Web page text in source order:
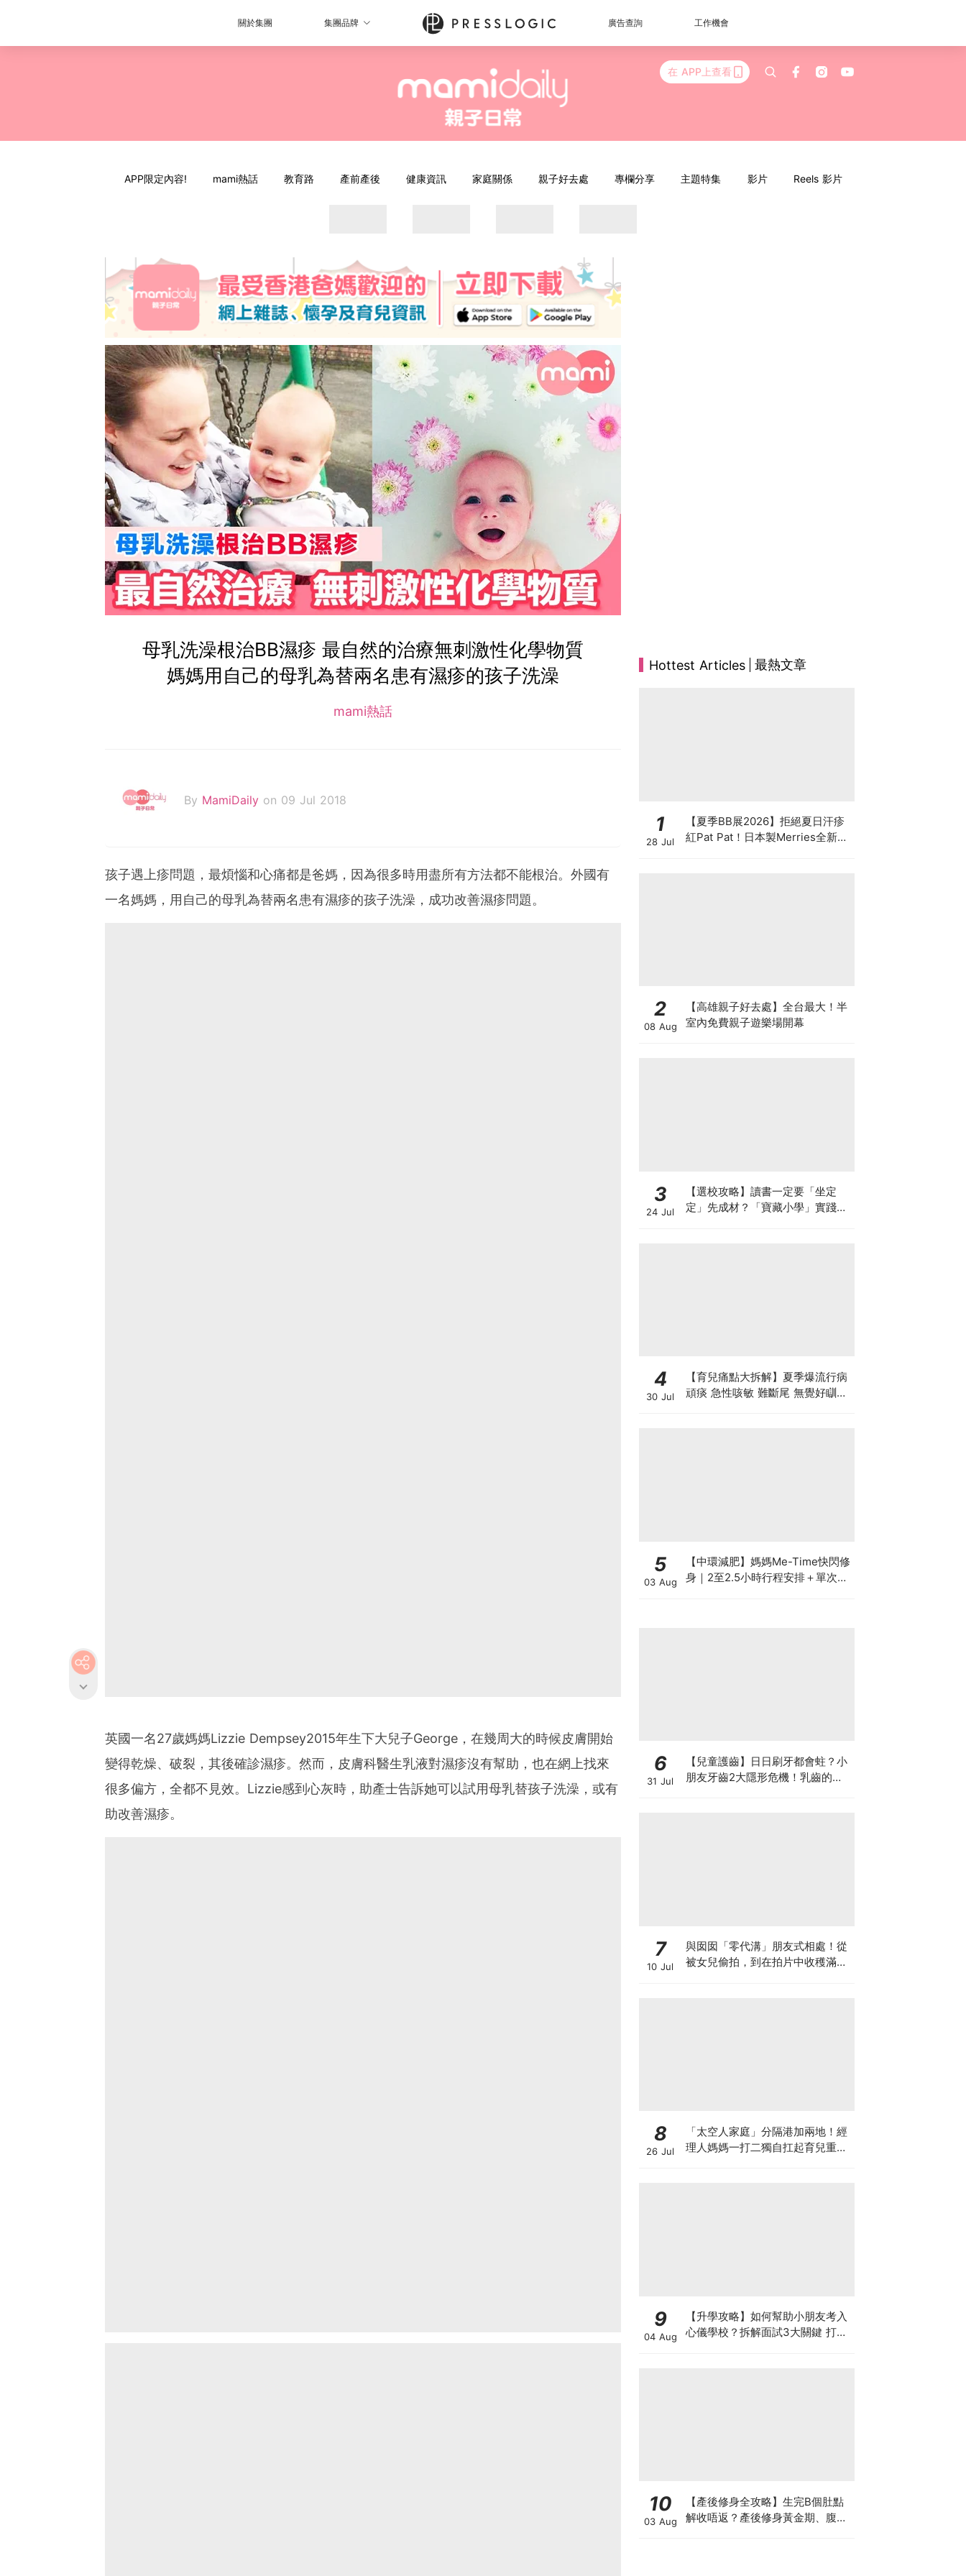
關於集團 集團品牌 廣告查詢 工作機會
在 APP上查看
APP限定內容! mami熱話 教育路 產前產後 健康資訊 家庭關係 親子好去處 專欄分享 主題特集 影片 Reels 影片
母乳洗澡根治BB濕疹 最自然的治療無刺激性化學物質
媽媽用自己的母乳為替兩名患有濕疹的孩子洗澡
mami熱話
By MamiDaily on 09 Jul 2018
孩子遇上疹問題，最煩惱和心痛都是爸媽，因為很多時用盡所有方法都不能根治。外國有
一名媽媽，用自己的母乳為替兩名患有濕疹的孩子洗澡，成功改善濕疹問題。
英國一名27歲媽媽Lizzie Dempsey2015年生下大兒子George，在幾周大的時候皮膚開始
變得乾燥、破裂，其後確診濕疹。然而，皮膚科醫生乳液對濕疹沒有幫助，也在網上找來
很多偏方，全都不見效。Lizzie感到心灰時，助產士告訴她可以試用母乳替孩子洗澡，或有
助改善濕疹。
Hottest Articles 最熱文章
1
28 Jul
【夏季BB展2026】拒絕夏日汗疹
紅Pat Pat！日本製Merries全新超
2
08 Aug
【高雄親子好去處】全台最大！半
室內免費親子遊樂場開幕
3
24 Jul
【選校攻略】讀書一定要「坐定
定」先成材？「寶藏小學」實踐動
4
30 Jul
【育兒痛點大拆解】夏季爆流行病
頑痰 急性咳敏 難斷尾 無覺好瞓？
5
03 Aug
【中環減肥】媽媽Me-Time快閃修
身｜2至2.5小時行程安排＋單次收
6
31 Jul
【兒童護齒】日日刷牙都會蛀？小
朋友牙齒2大隱形危機！乳齒的琺
7
10 Jul
與囡囡「零代溝」朋友式相處！從
被女兒偷拍，到在拍片中收穫滿足
8
26 Jul
「太空人家庭」分隔港加兩地！經
理人媽媽一打二獨自扛起育兒重
9
04 Aug
【升學攻略】如何幫助小朋友考入
心儀學校？拆解面試3大關鍵 打好
10
03 Aug
【產後修身全攻略】生完B個肚點
解收唔返？產後修身黃金期、腹直